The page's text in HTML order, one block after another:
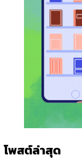
โพสต์ล่าสุด